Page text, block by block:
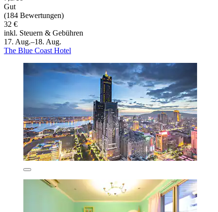
Gut
(184 Bewertungen)
32 €
inkl. Steuern & Gebühren
17. Aug.–18. Aug.
The Blue Coast Hotel